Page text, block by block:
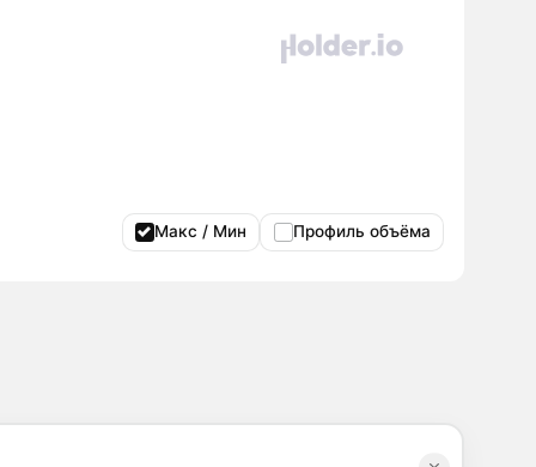
Макс / Мин Профиль объёма